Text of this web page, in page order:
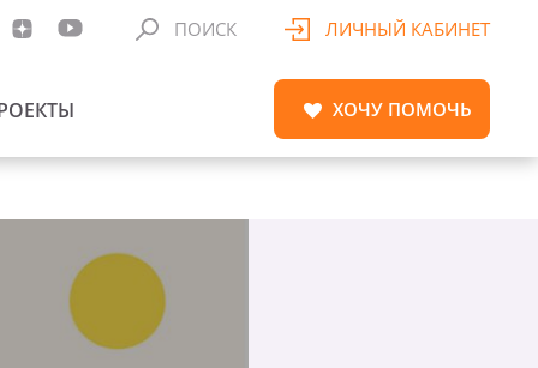
ПОИСК ЛИЧНЫЙ КАБИНЕТ
ХОЧУ ПОМОЧЬ